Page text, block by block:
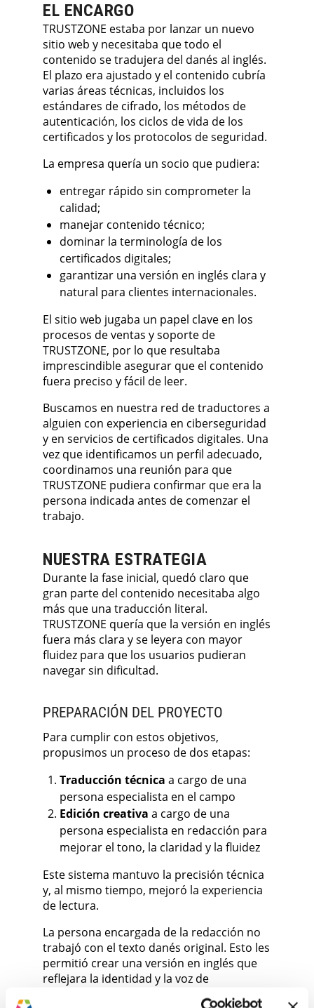
EL ENCARGO
TRUSTZONE estaba por lanzar un nuevo
sitio web y necesitaba que todo el
contenido se tradujera del danés al inglés.
El plazo era ajustado y el contenido cubría
varias áreas técnicas, incluidos los
estándares de cifrado, los métodos de
autenticación, los ciclos de vida de los
certificados y los protocolos de seguridad.
La empresa quería un socio que pudiera:
entregar rápido sin comprometer la
calidad;
manejar contenido técnico;
dominar la terminología de los
certificados digitales;
garantizar una versión en inglés clara y
natural para clientes internacionales.
El sitio web jugaba un papel clave en los
procesos de ventas y soporte de
TRUSTZONE, por lo que resultaba
imprescindible asegurar que el contenido
fuera preciso y fácil de leer.
Buscamos en nuestra red de traductores a
alguien con experiencia en ciberseguridad
y en servicios de certificados digitales. Una
vez que identificamos un perfil adecuado,
coordinamos una reunión para que
TRUSTZONE pudiera confirmar que era la
persona indicada antes de comenzar el
trabajo.
NUESTRA ESTRATEGIA
Durante la fase inicial, quedó claro que
gran parte del contenido necesitaba algo
más que una traducción literal.
TRUSTZONE quería que la versión en inglés
fuera más clara y se leyera con mayor
fluidez para que los usuarios pudieran
navegar sin dificultad.
PREPARACIÓN DEL PROYECTO
Para cumplir con estos objetivos,
propusimos un proceso de dos etapas:
Traducción técnica a cargo de una
persona especialista en el campo
Edición creativa a cargo de una
persona especialista en redacción para
mejorar el tono, la claridad y la fluidez
Este sistema mantuvo la precisión técnica
y, al mismo tiempo, mejoró la experiencia
de lectura.
La persona encargada de la redacción no
trabajó con el texto danés original. Esto les
permitió crear una versión en inglés que
reflejara la identidad y la voz de
TRUSTZONE, sin seguir la estructura del